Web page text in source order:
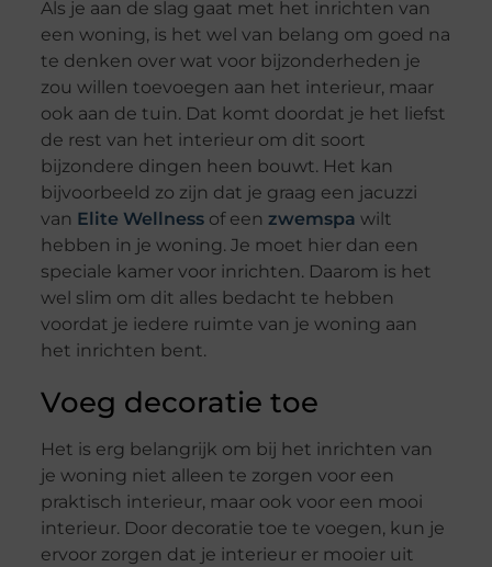
Als je aan de slag gaat met het inrichten van
een woning, is het wel van belang om goed na
te denken over wat voor bijzonderheden je
zou willen toevoegen aan het interieur, maar
ook aan de tuin. Dat komt doordat je het liefst
de rest van het interieur om dit soort
bijzondere dingen heen bouwt. Het kan
bijvoorbeeld zo zijn dat je graag een jacuzzi
van Elite Wellnessof een zwemspa wilt
hebben in je woning. Je moet hier dan een
speciale kamer voor inrichten. Daarom is het
wel slim om dit alles bedacht te hebben
voordat je iedere ruimte van je woning aan
het inrichten bent.
Voeg decoratie toe
Het is erg belangrijk om bij het inrichten van
je woning niet alleen te zorgen voor een
praktisch interieur, maar ook voor een mooi
interieur. Door decoratie toe te voegen, kun je
ervoor zorgen dat je interieur er mooier uit